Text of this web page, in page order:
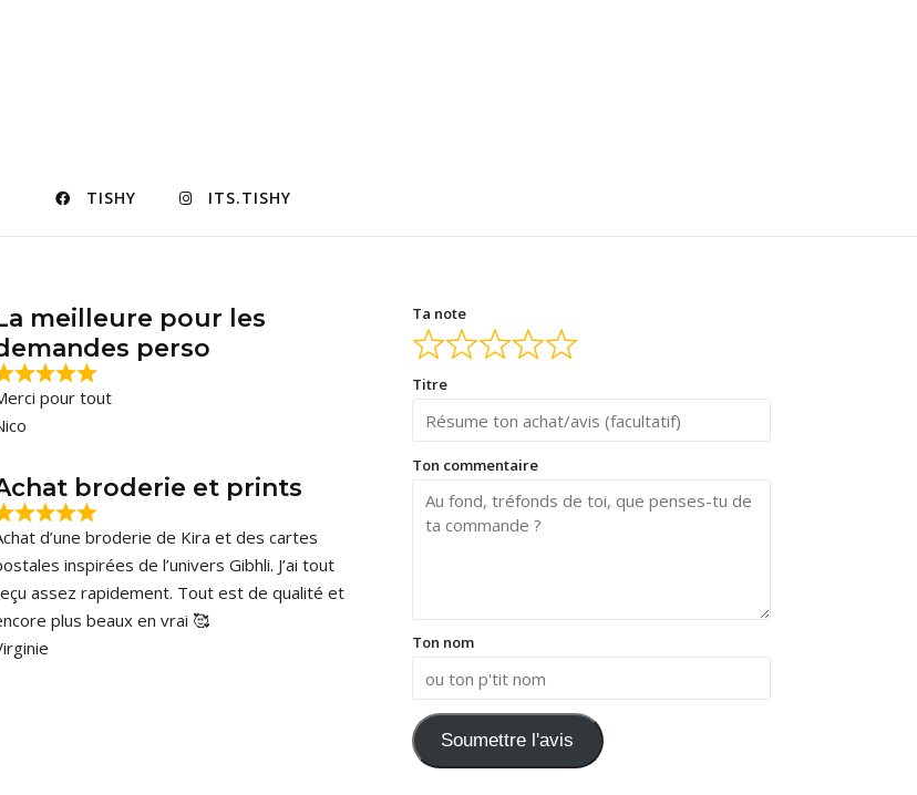
TISHY ITS.TISHY
meilleure pour les
perso
pour tout
broderie et prints
d’une broderie de Kira et des cartes
inspirées de l’univers Gibhli. J’ai tout
assez rapidement. Tout est de qualité et
plus beaux en vrai 🥰
Ta note
Titre
Ton commentaire
Ton nom
Soumettre l'avis